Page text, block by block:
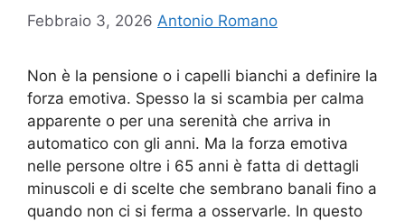
Febbraio 3, 2026 Antonio Romano
Non è la pensione o i capelli bianchi a definire la
forza emotiva. Spesso la si scambia per calma
apparente o per una serenità che arriva in
automatico con gli anni. Ma la forza emotiva
nelle persone oltre i 65 anni è fatta di dettagli
minuscoli e di scelte che sembrano banali fino a
quando non ci si ferma a osservarle. In questo